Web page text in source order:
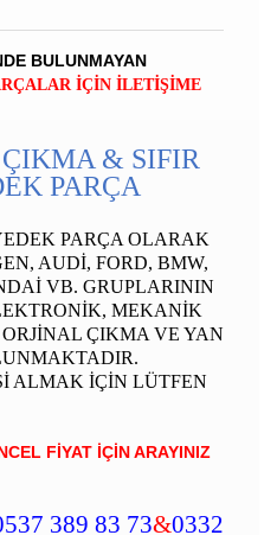
BULUNMAYAN
İÇİN İLETİŞİME
& SIFIR
PARÇA
PARÇA OLARAK
AUDİ, FORD, BMW,
VB. GRUPLARININ
MEKANİK
ÇIKMA VE YAN
ALMAK İÇİN LÜTFEN
FİYAT İÇİN ARAYINIZ
389 83 73&0332